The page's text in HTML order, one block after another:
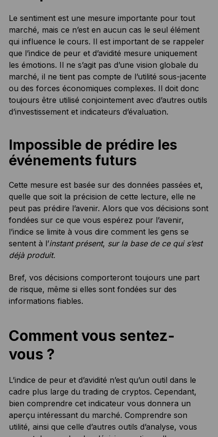
Le sentiment est une mesure importante pour tout
marché, mais ce n’est en aucun cas le seul élément
qui influence le cours. Il est important de se rappeler
que l’indice de peur et d’avidité mesure uniquement
les émotions. Il ne s’agit pas d’une vision globale du
marché, il ne tient pas compte de l’utilité sous-jacente
ou des forces économiques complexes. Il doit donc
toujours être utilisé conjointement avec d’autres outils
d’investissement et indicateurs d’évaluation.
Impossible de prédire les
événements futurs
Cette mesure est basée sur des données passées et,
quelle que soit la précision de cette lecture, elle ne
peut pas prédire l’avenir. Alors que vos décisions sont
fondées sur ce que vous espérez pour l’avenir,
l’indice se limite à vous dire comment les gens se
sentent à l’instant présent, sur la base de ce qui s’est
déjà produit.
Bref, vos décisions comporteront toujours une part
de risque, même si elles sont fondées sur des
informations fiables.
Comment vous sentez-
vous ?
L’indice de peur et d’avidité n’est qu’un outil dans le
cadre plus large du trading de cryptos. Cependant,
bien comprendre cet indicateur vous donnera un
aperçu intéressant du marché. Comprendre son
utilité, ainsi que celle d’autres outils d’analyse, vous